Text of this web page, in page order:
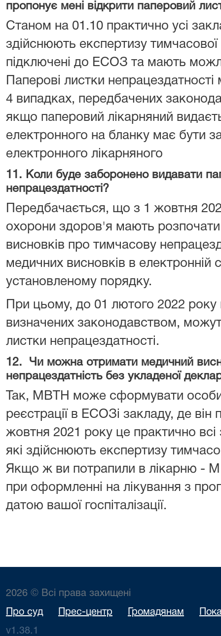
пропонує мені відкрити паперовий
Станом на 01.10 практично усі
здійснюють експертизу тимчасової
підключені до ЕСОЗ та мають
Паперові листки
4 випадках, передбачених
якщо паперовий лікарняний
електронного на бланку має бути
електронного лікарняного
11. Коли буде заборонено видавати
непрацездатності?
Передбачається, що з 1 жовтня
охорони здоров'я мають
висновків про тимчасову
медичних висновків в електронній
установленому порядку.
При цьому, до 01 лютого 2022
визначених законодавством,
листки непрацездатності.
12. Чи можна отримати медичний
непрацездатність без укладеної
Так, МВТН може сформувати
реєстрації в ЕСОЗі закладу, де
жовтня 2021 року це практично
які здійснюють експертизу
Якщо ж ви потрапили в лікарню -
при оформленні на лікування з
датою вашої госпіталізації.
2026 © Всі права захищені
Про суд Прес-центр Громадянам
v1.38.1